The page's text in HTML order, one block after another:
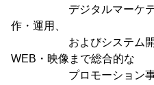
デジタルマーケティ
作・運用、
およびシステム開発
WEB・映像まで総合的な
プロモーション事業